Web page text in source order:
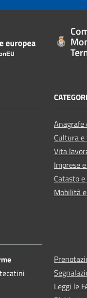
Cultura
Vita
Imprese
Catasto
Mobilità
Leggi le